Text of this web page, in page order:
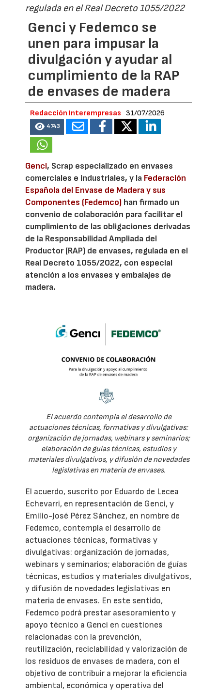
regulada en el Real Decreto 1055/2022
Genci y Fedemco se
unen para impusar la
divulgación y ayudar al
cumplimiento de la RAP
de envases de madera
Redacción Interempresas 31/07/2026
4743
Genci, Scrap especializado en envases
comerciales e industriales, y la Federación
Española del Envase de Madera y sus
Componentes (Fedemco) han firmado un
convenio de colaboración para facilitar el
cumplimiento de las obligaciones derivadas
de la Responsabilidad Ampliada del
Productor (RAP) de envases, regulada en el
Real Decreto 1055/2022, con especial
atención a los envases y embalajes de
madera.
El acuerdo contempla el desarrollo de
actuaciones técnicas, formativas y divulgativas:
organización de jornadas, webinars y seminarios;
elaboración de guías técnicas, estudios y
materiales divulgativos, y difusión de novedades
legislativas en materia de envases.
El acuerdo, suscrito por Eduardo de Lecea
Echevarri, en representación de Genci, y
Emilio-José Pérez Sánchez, en nombre de
Fedemco, contempla el desarrollo de
actuaciones técnicas, formativas y
divulgativas: organización de jornadas,
webinars y seminarios; elaboración de guías
técnicas, estudios y materiales divulgativos,
y difusión de novedades legislativas en
materia de envases. En este sentido,
Fedemco podrá prestar asesoramiento y
apoyo técnico a Genci en cuestiones
relacionadas con la prevención,
reutilización, reciclabilidad y valorización de
los residuos de envases de madera, con el
objetivo de contribuir a mejorar la eficiencia
ambiental, económica y operativa del